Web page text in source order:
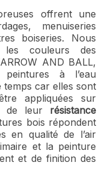
offrent une
menuiseries
boiseries. Nous
les couleurs des
AND BALL,
peintures à l’eau
temps car elles sont
appliquées sur
de leur résistance
bois répondent
en qualité de l’air
et la peinture
et de finition des